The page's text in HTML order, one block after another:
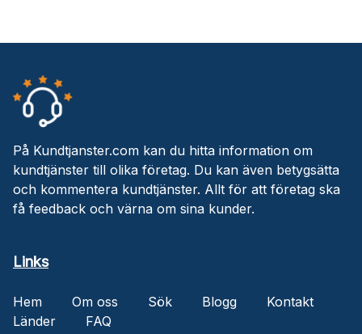
På Kundtjanster.com kan du hitta information om
kundtjänster till olika företag. Du kan även betygsätta
och kommentera kundtjänster. Allt för att företag ska
få feedback och värna om sina kunder.
Links
Hem Om oss Sök Blogg
Kontakt
Länder
FAQ